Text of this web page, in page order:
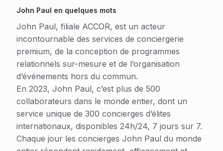
John Paul en quelques mots
John Paul, filiale ACCOR, est un acteur
incontournable des services de conciergerie
premium, de la conception de programmes
relationnels sur-mesure et de l’organisation
d’événements hors du commun.
En 2023, John Paul, c’est plus de 500
collaborateurs dans le monde entier, dont un
service unique de 300 concierges d’élites
internationaux, disponibles 24h/24, 7 jours sur 7.
Chaque jour les concierges John Paul du monde